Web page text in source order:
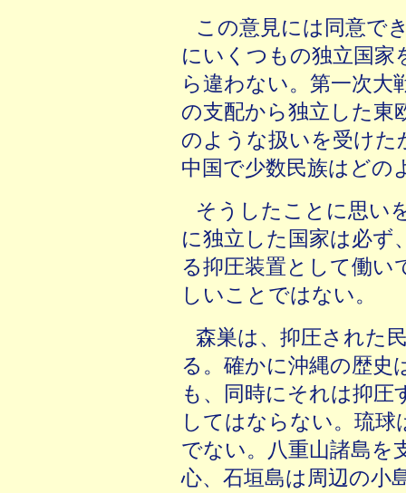
この意見には同意で
にいくつもの独立国家
ら違わない。第一次大
の支配から独立した東
のような扱いを受けた
中国で少数民族はどの
そうしたことに思い
に独立した国家は必ず
る抑圧装置として働い
しいことではない。
森巣は、抑圧された
る。確かに沖縄の歴史
も、同時にそれは抑
してはならない。琉
でない。八重山諸島を
心、石垣島は周辺の小